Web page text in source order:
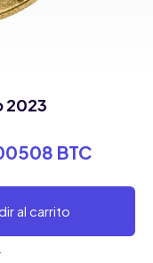
2023
BTC
al carrito